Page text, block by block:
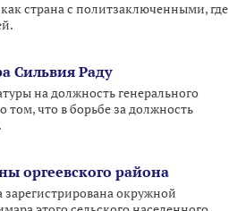
страна с политзаключенными, где
Сильвия Раду
на должность генерального
что в борьбе за должность
оргеевского района
окружной